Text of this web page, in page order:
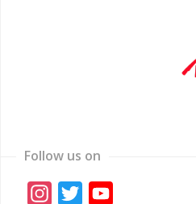
Follow us on
Instagram
Twitter